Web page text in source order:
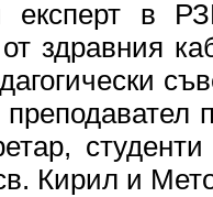
експерт в
здравния
Кирил и